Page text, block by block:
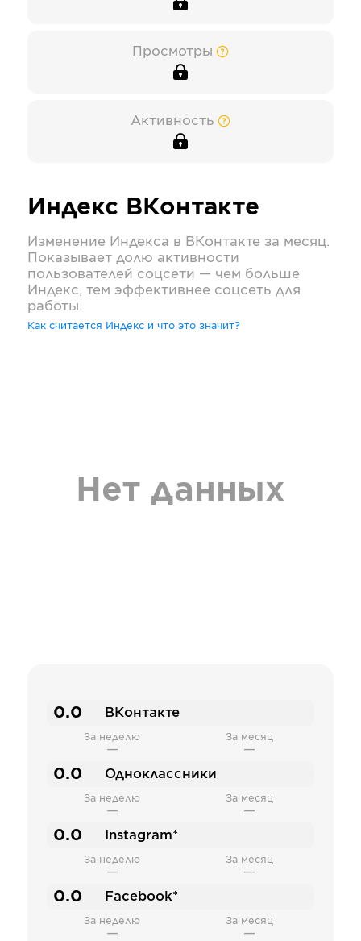
Просмотры
Активность
Индекс ВКонтакте
Изменение Индекса в ВКонтакте за месяц.
Показывает долю активности
пользователей соцсети — чем больше
Индекс, тем эффективнее соцсеть для
работы.
Как считается Индекс и что это значит?
Нет данных
0.0 ВКонтакте
За неделю
—
За месяц
—
0.0 Одноклассники
За неделю
—
За месяц
—
0.0 Instagram*
За неделю
—
За месяц
—
0.0 Facebook*
За неделю
—
За месяц
—